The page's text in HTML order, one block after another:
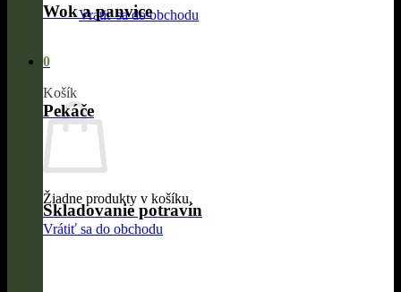
Vrátiť sa do obchodu
0
Košík
Žiadne produkty v košíku.
Vrátiť sa do obchodu
Wok a panvice
Pekáče
Skladovanie potravín